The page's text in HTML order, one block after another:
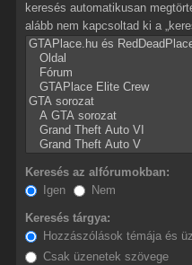
keresés automatikusan
alább nem kapcsoltad ki a
Keresés az alfórumokban:
Igen
Nem
Keresés tárgya:
Hozzászólások témája és
Csak üzenetek szövege